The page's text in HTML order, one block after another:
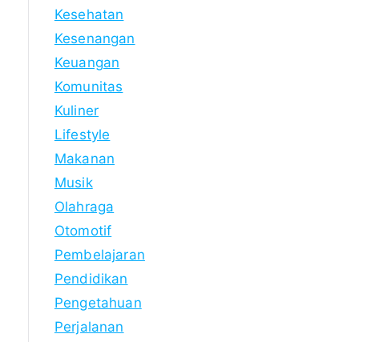
Kesehatan
Kesenangan
Keuangan
Komunitas
Kuliner
Lifestyle
Makanan
Musik
Olahraga
Otomotif
Pembelajaran
Pendidikan
Pengetahuan
Perjalanan